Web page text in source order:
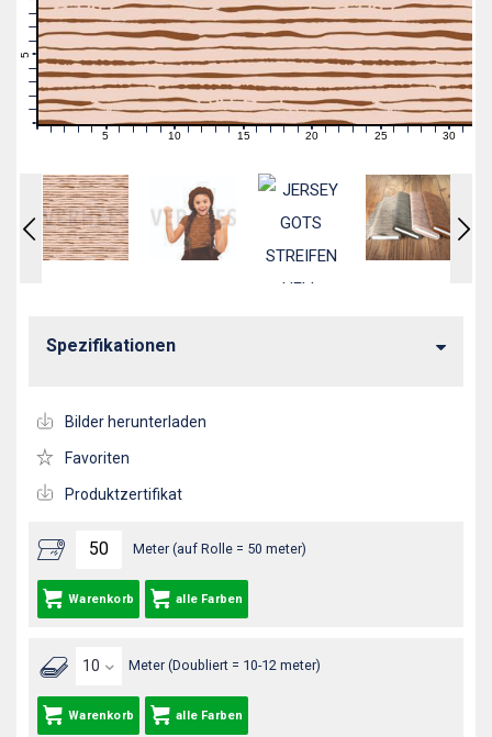
0
1
2
3
4
5
6
7
8
0 1 2 3 4 5 6 7 89101112131415161718192021222324 2627282930 31
Meter (auf Rolle = 50 meter)
Warenkorb alle Farben
Meter (Doubliert = 10-12 meter)
Warenkorb alle Farben
Spezifikationen
Bilder herunterladen
Favoriten
Produktzertifikat